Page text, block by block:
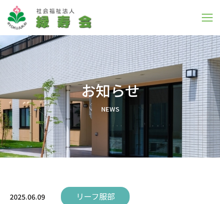
お知らせ
NEWS
2025.06.09 リーフ服部